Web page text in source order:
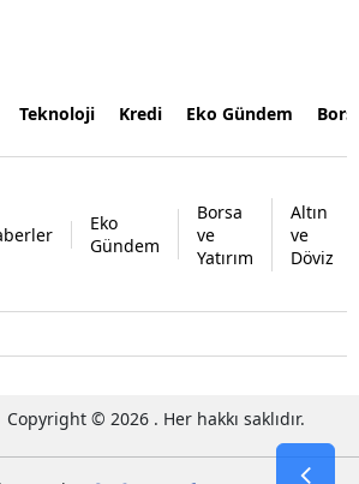
Teknoloji Kredi Eko Gündem
Eko
Gündem
Borsa
ve
Yatırım
Altın
ve
Döviz
Copyright © 2026 . Her hakkı saklıdır.